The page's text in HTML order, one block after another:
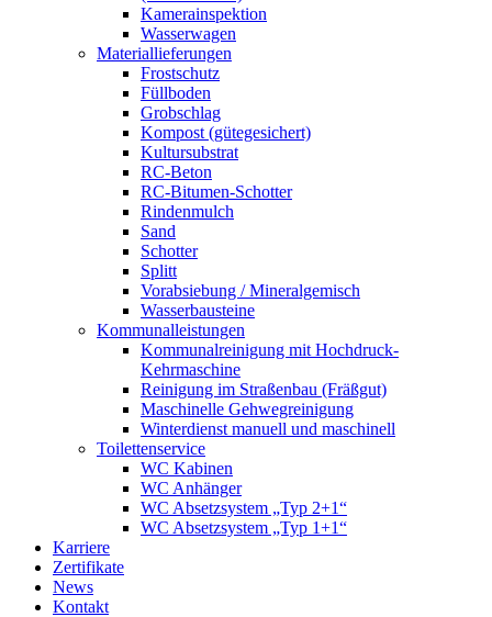
Kamerainspektion
Wasserwagen
Materiallieferungen
Frostschutz
Füllboden
Grobschlag
Kompost (gütegesichert)
Kultursubstrat
RC-Beton
RC-Bitumen-Schotter
Rindenmulch
Sand
Schotter
Splitt
Vorabsiebung / Mineralgemisch
Wasserbausteine
Kommunalleistungen
Kommunalreinigung mit Hochdruck-
Kehrmaschine
Reinigung im Straßenbau (Fräßgut)
Maschinelle Gehwegreinigung
Winterdienst manuell und maschinell
Toilettenservice
WC Kabinen
WC Anhänger
WC Absetzsystem „Typ 2+1“
WC Absetzsystem „Typ 1+1“
Karriere
Zertifikate
News
Kontakt